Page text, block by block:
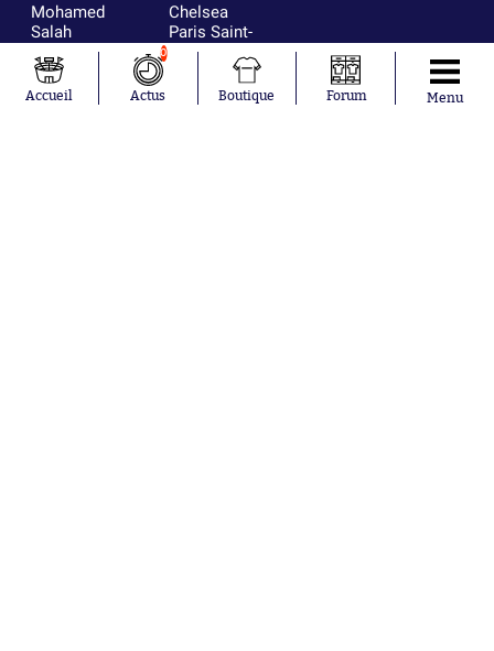
Mohamed
Salah
Mykhailo
Mudryk
Neymar
Khalis Merah
Chelsea
Paris Saint-
Germain
Bordeaux
Olympique
lyonnais
Accueil
0
Actus Boutique Forum Menu